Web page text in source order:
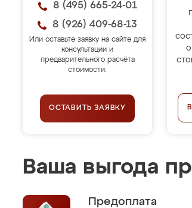
8 (495) 665-24-01
8 (926) 409-68-13
Или оставьте заявку на сайте для
консультации и
предварительного расчёта
стоимости.
ОСТАВИТЬ ЗАЯВКУ
Ваша выгода
Предоплата